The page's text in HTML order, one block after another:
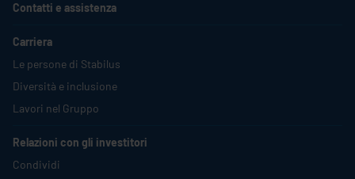
Contatti e assistenza
Carriera
Le persone di Stabilus
Diversità e inclusione
Lavori nel Gruppo
Relazioni con gli investitori
Condividi